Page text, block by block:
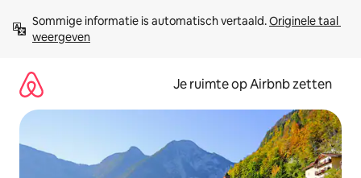
direct
naar
Sommige informatie is automatisch vertaald. Originele taal
weergeven
Je ruimte op Airbnb zetten